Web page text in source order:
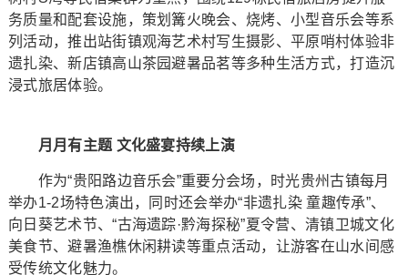
务质量和配套设施，策划篝火晚会、烧烤、小型音乐会等系
列活动，推出站街镇观海艺术村写生摄影、平原哨村体验非
遗扎染、新店镇高山茶园避暑品茗等多种生活方式，打造沉
浸式旅居体验。
月月有主题 文化盛宴持续上演
作为“贵阳路边音乐会”重要分会场，时光贵州古镇每月
举办1-2场特色演出，同时还会举办“非遗扎染 童趣传承”、
向日葵艺术节、“古海遗踪·黔海探秘”夏令营、清镇卫城文化
美食节、避暑渔樵休闲耕读等重点活动，让游客在山水间感
受传统文化魅力。